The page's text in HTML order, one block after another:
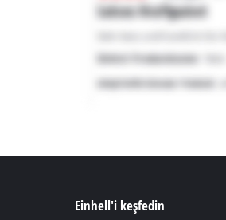
Einhell'i keşfedin